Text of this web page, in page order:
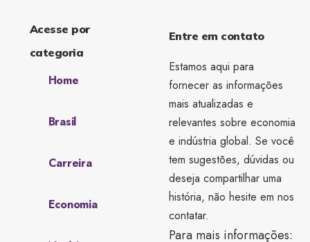
Acesse por
categoria
Home
Brasil
Carreira
Economia
Entre em contato
Estamos aqui para
fornecer as informações
mais atualizadas e
relevantes sobre economia
e indústria global. Se você
tem sugestões, dúvidas ou
deseja compartilhar uma
história, não hesite em nos
contatar.
Para mais informações: